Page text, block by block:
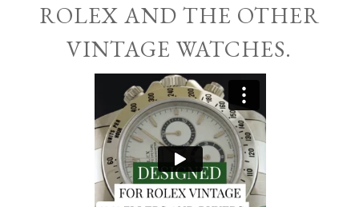
ROLEX AND THE OTHER
VINTAGE WATCHES.